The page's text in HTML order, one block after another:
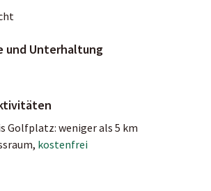
und Unterhaltung
Golfplatz: weniger als 5 km
kostenfrei